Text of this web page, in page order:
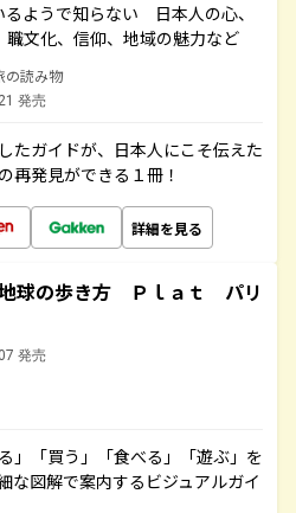
るようで知らない 日本人の心、
職文化、信仰、地域の魅力など
の読み物
発売
たガイドが、日本人にこそ伝えた
再発見ができる１冊！
詳細を見る
球の歩き方 Ｐｌａｔ パリ
発売
」「買う」「食べる」「遊ぶ」を
な図解で案内するビジュアルガイ